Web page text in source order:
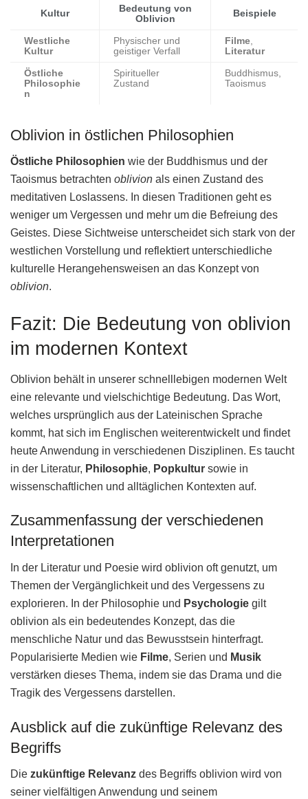
Kultur
Bedeutung von
Oblivion
Beispiele
Westliche
Kultur
Physischer und
geistiger Verfall
Filme
Literatur
Östliche
Philosophie
n
Spiritueller
Zustand
Buddhismus,
Taoismus
Oblivion in östlichen Philosophien
Östliche Philosophien wie der Buddhismus und der
Taoismus betrachten oblivion als einen Zustand des
meditativen Loslassens. In diesen Traditionen geht es
weniger um Vergessen und mehr um die Befreiung des
Geistes. Diese Sichtweise unterscheidet sich stark von der
westlichen Vorstellung und reflektiert unterschiedliche
kulturelle Herangehensweisen an das Konzept von
oblivion.
Fazit: Die Bedeutung von oblivion
im modernen Kontext
Oblivion behält in unserer schnelllebigen modernen Welt
eine relevante und vielschichtige Bedeutung. Das Wort,
welches ursprünglich aus der Lateinischen Sprache
kommt, hat sich im Englischen weiterentwickelt und findet
heute Anwendung in verschiedenen Disziplinen. Es taucht
in der Literatur, Philosophie, Popkultur sowie in
wissenschaftlichen und alltäglichen Kontexten auf.
Zusammenfassung der verschiedenen
Interpretationen
In der Literatur und Poesie wird oblivion oft genutzt, um
Themen der Vergänglichkeit und des Vergessens zu
explorieren. In der Philosophie und Psychologie gilt
oblivion als ein bedeutendes Konzept, das die
menschliche Natur und das Bewusstsein hinterfragt.
Popularisierte Medien wie Filme, Serien und Musik
verstärken dieses Thema, indem sie das Drama und die
Tragik des Vergessens darstellen.
Ausblick auf die zukünftige Relevanz des
Begriffs
Die zukünftige Relevanz des Begriffs oblivion wird von
seiner vielfältigen Anwendung und seinem